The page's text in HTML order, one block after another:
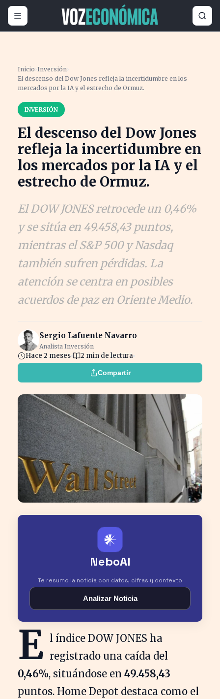
Inicio ›Inversión›
El descenso del Dow Jones refleja la incertidumbre en los
mercados por la IA y el estrecho de Ormuz.
INVERSIÓN
El descenso del Dow Jones
refleja la incertidumbre en
los mercados por la IA y el
estrecho de Ormuz.
El DOW JONES retrocede un 0,46%
y se sitúa en 49.458,43 puntos,
mientras el S&P 500 y Nasdaq
también sufren pérdidas. La
atención se centra en posibles
acuerdos de paz en Oriente Medio.
Sergio Lafuente Navarro
Analista Inversión
Hace 2 meses 2 min de lectura
Compartir
𒀭
NeboAI
Te resumo la noticia con datos, cifras y contexto
Analizar Noticia
E l índice DOW JONES ha
registrado una caída del
0,46%, situándose en 49.458,43
puntos. Home Depot destaca como el